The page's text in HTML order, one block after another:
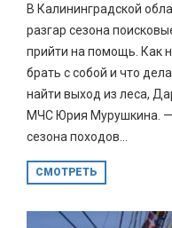
В Калининградской
разгар сезона
прийти на помощь. Как
брать с собой и что
найти выход из леса,
МЧС Юрия Мурушкина. —
сезона походов...
СМОТРЕТЬ